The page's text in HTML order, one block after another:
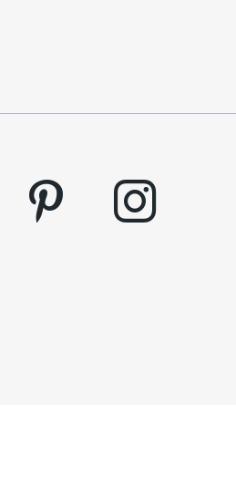
pinterest instagram